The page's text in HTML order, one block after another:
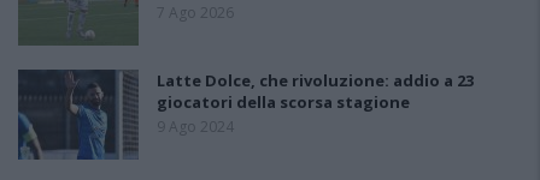
7 Ago 2026
Latte Dolce, che rivoluzione: addio a 23
giocatori della scorsa stagione
9 Ago 2024